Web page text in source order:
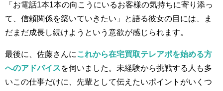
「お電話1本1本の向こうにいるお客様の気持ちに寄り添っ
て、信頼関係を築いていきたい」と語る彼女の目には、ま
だまだ成長し続けようという意欲が感じられます。
最後に、佐藤さんに これから在宅買取テレアポを始める方
へのアドバイスを伺いました。未経験から挑戦する人も多
いこの仕事だけに、先輩として伝えたいポイントがいくつ